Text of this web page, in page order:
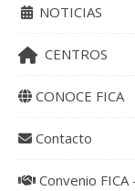
NOTICIAS
CENTROS
CONOCE FICA
Contacto
Convenio